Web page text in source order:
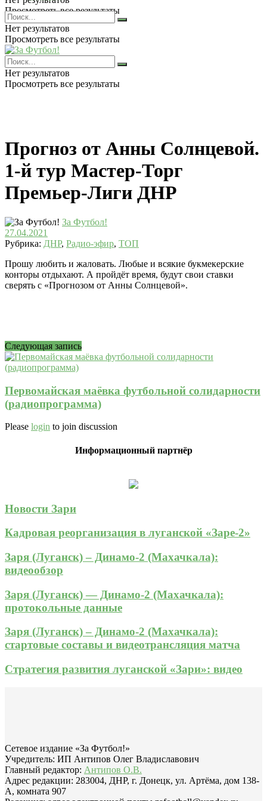
Просмотреть все результаты
Нет результатов
Просмотреть все результаты
Нет результатов
Просмотреть все результаты
Прогноз от Анны Солнцевой.
1-й тур Мастер-Торг
Премьер-Лиги ДНР
За Футбол!
27.04.2021
Рубрика: ДНР, Радио-эфир, ТОП
Прошу любить и жаловать. Любые и всякие букмекерские
конторы отдыхают. А пройдёт время, будут свои ставки
сверять с «Прогнозом от Анны Солнцевой».
Следующая запись
Первомайская маёвка футбольной солидарности
(радиопрограмма)
Please login to join discussion
Информационный партнёр
Новости Зари
Кадровая реорганизация в луганской «Заре-2»
Заря (Луганск) – Динамо-2 (Махачкала):
видеообзор
Заря (Луганск) — Динамо-2 (Махачкала):
протокольные данные
Заря (Луганск) – Динамо-2 (Махачкала):
стартовые составы и видеотрансляция матча
Стратегия развития луганской «Зари»: видео
Сетевое издание «За Футбол!»
Учредитель: ИП Антипов Олег Владиславович
Главный редактор: Антипов О.В.
Адрес редакции: 283004, ДНР, г. Донецк, ул. Артёма, дом 138-
А, комната 907